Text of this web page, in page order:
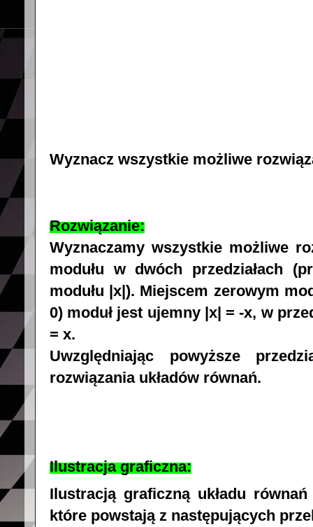
Wyznacz wszystkie możliwe
Rozwiązanie:
Wyznaczamy wszystkie możliwe
modułu w dwóch przedziałach
modułu |x|). Miejscem zerowym
0) moduł jest ujemny |x| = -x, w
= x.
Uwzględniając powyższe
rozwiązania układów równań.
Ilustracja graficzna:
Ilustracją graficzną układu równań
które powstają z następujących